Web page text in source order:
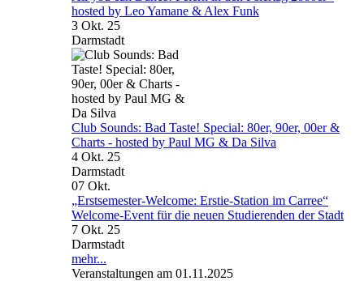
hosted by Leo Yamane & Alex Funk
3 Okt. 25
Darmstadt
Club Sounds: Bad Taste! Special: 80er, 90er, 00er &
Charts - hosted by Paul MG & Da Silva
4 Okt. 25
Darmstadt
07 Okt.
„Erstsemester-Welcome: Erstie-Station im Carree“
Welcome-Event für die neuen Studierenden der Stadt
7 Okt. 25
Darmstadt
mehr...
Veranstaltungen am 01.11.2025